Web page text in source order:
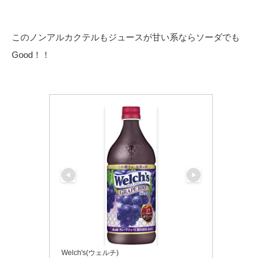
このノンアルカクテルもジュースが甘い系ならソーダでも
Good！！
Welch's(ウェルチ)